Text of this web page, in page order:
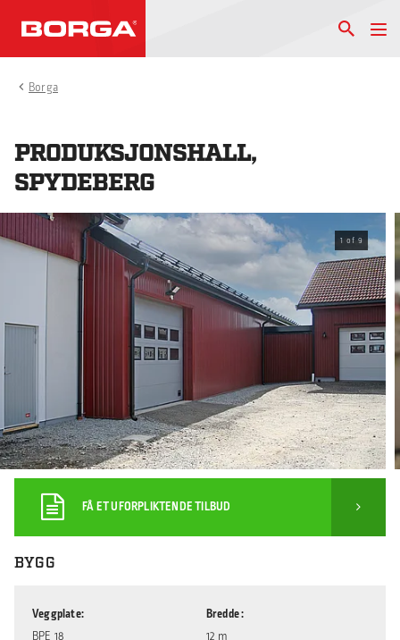
Borga
PRODUKSJONSHALL,
SPYDEBERG
1 of 9
FÅ ET UFORPLIKTENDE TILBUD
BYGG
Veggplate
BPE 18
Bredde
12 m